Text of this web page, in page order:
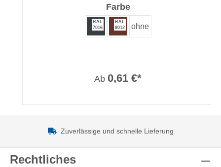
Farbeauswählen
RAL
7016
RAL
8012
ohne
Ab 0,61 €*
Zuverlässige und schnelle Lieferung
Rechtliches